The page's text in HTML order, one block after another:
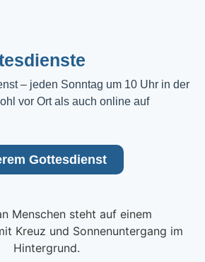
– jeden Sonntag um 10 Uhr in der
vor Ort als auch online auf
Gottesdienst